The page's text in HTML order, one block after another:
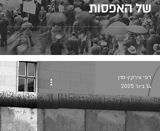
של האפסות
רפי צירקין-סדן
14 בינו׳ 2025